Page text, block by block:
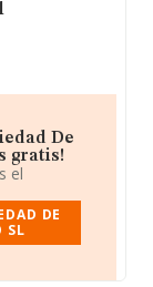
De
gratis!
el
DE
SL